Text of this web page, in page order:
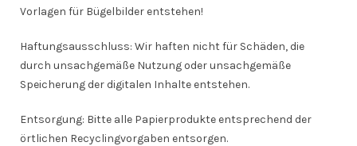
Vorlagen für Bügelbilder entstehen!
Haftungsausschluss: Wir haften nicht für Schäden, die
durch unsachgemäße Nutzung oder unsachgemäße
Speicherung der digitalen Inhalte entstehen.
Entsorgung: Bitte alle Papierprodukte entsprechend der
örtlichen Recyclingvorgaben entsorgen.